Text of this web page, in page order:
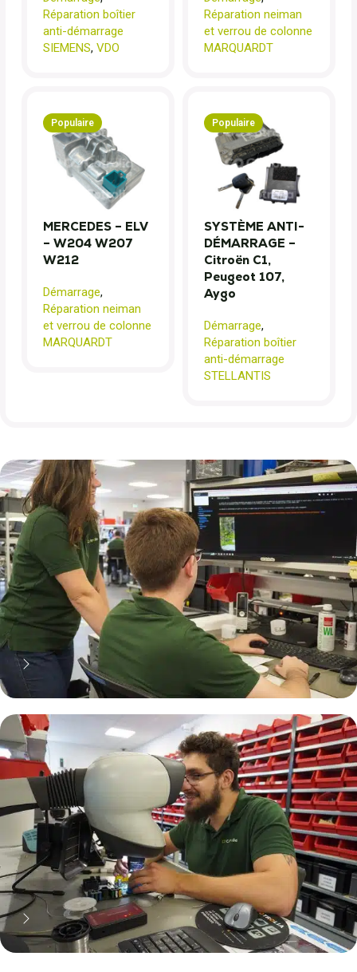
Réparation boîtier
anti-démarrage
SIEMENS, VDO
Réparation neiman
et verrou de colonne
MARQUARDT
Populaire
MERCEDES – ELV
– W204 W207
W212
Démarrage,
Réparation neiman
et verrou de colonne
MARQUARDT
Populaire
SYSTÈME ANTI-
DÉMARRAGE –
Citroën C1,
Peugeot 107,
Aygo
Démarrage,
Réparation boîtier
anti-démarrage
STELLANTIS
70% moins cher qu'une pièce
neuve... mais pas que !
Pourquoi réparer ?